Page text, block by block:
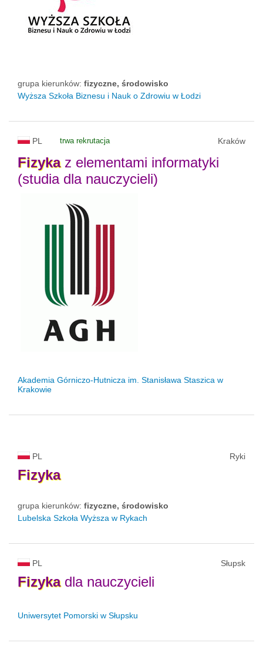
grupa kierunków: fizyczne, środowisko
Wyższa Szkoła Biznesu i Nauk o Zdrowiu w Łodzi
PL trwa rekrutacja Kraków
Fizykaz elementami informatyki
(studia dla nauczycieli)
Akademia Górniczo-Hutnicza im. Stanisława Staszica w
Krakowie
PL Ryki
Fizyka
grupa kierunków: fizyczne, środowisko
Lubelska Szkoła Wyższa w Rykach
PL Słupsk
Fizykadla nauczycieli
Uniwersytet Pomorski w Słupsku